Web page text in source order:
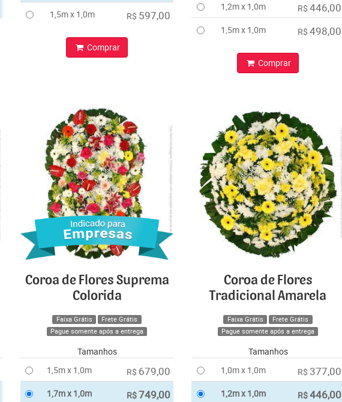
1,5m x 1,0m R$ 597,00
Comprar
1,2m x 1,0m R$ 446,00
1,5m x 1,0m R$ 498,00
Comprar
Coroa de Flores Suprema
Colorida
Faixa Grátis
Frete Grátis
Pague somente após a entrega
Tamanhos
1,5m x 1,0m
R$ 679,00
1,7m x 1,0m R$749,00
Coroa de Flores
Tradicional Amarela
Faixa Grátis
Frete Grátis
Pague somente após a entrega
Tamanhos
1,0m x 1,0m
R$ 377,00
1,2m x 1,0m R$446,00